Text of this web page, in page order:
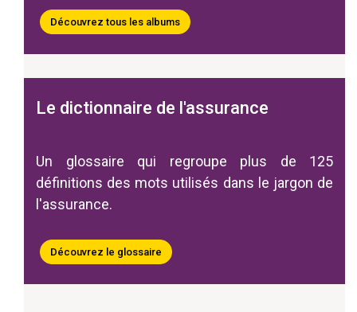
Découvrez tous les albums
Le dictionnaire de l'assurance
Un glossaire qui regroupe plus de 125
définitions des mots utilisés dans le jargon de
l'assurance.
Découvrez le glossaire